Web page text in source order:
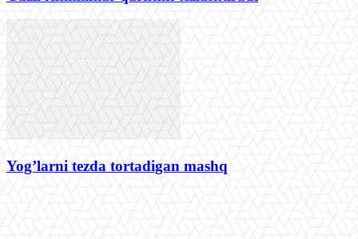
Yog’larni tezda tortadigan mashq